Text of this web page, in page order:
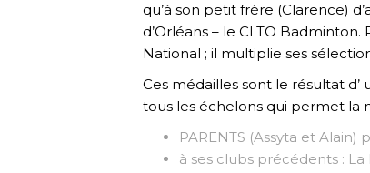
qu’à son petit frère (Clarence)
d’Orléans – le CLTO
National ; il multiplie ses
Ces médailles sont le résultat
tous les échelons qui permet la
PARENTS (Assyta et
à ses clubs précédents :